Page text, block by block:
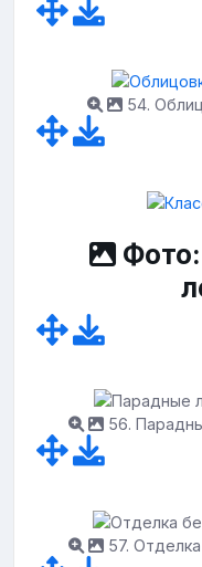
54.
Фото:
56.
57.